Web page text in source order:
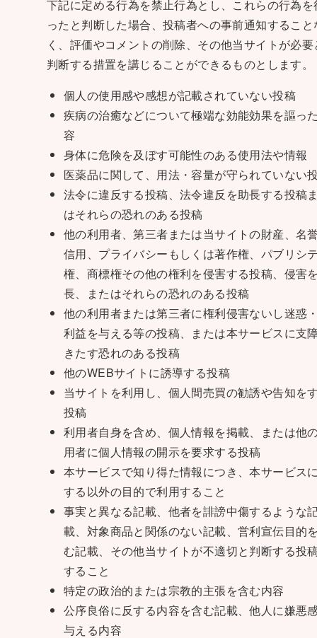
下記に定める行為を禁止行為とし、これらの行為を
ったと判断した場合、投稿者への事前通知すること
く、評価やコメントの削除、その他当サイトが必要
判断する措置を講じることができるものとします。
個人の使用感や感想が記載されていない投稿
疾病の治癒などについて極端な効能効果を謳っ
容
身体に危険を及ぼす可能性のある使用法や情報
医薬品に関して、用法・容量が守られていない
法令に違反する投稿、法令違反を助長する投稿
はそれらの恐れのある投稿
他の利用者、第三者または当サイトの財産、名
信用、プライバシーもしくは著作権、パブリシ
権、商標権その他の権利を侵害する投稿、侵害
長、またはそれらの恐れのある投稿
他の利用者または第三者に権利侵害ないし迷惑
利益を与える等の投稿、または本サービスに支
きたす恐れのある投稿
他のWEBサイトに誘導する投稿
当サイトを利用し、個人間売買の勧誘や告知を
投稿
利用者自身を含め、個人情報を掲載、または他
用者に個人情報の開示を要求する投稿
本サービスで知り得た情報につき、本サービス
する以外の目的で利用すること
事実と異なる記載、他者を誹謗中傷するような
載、対象商品と関係のない記載、営利宣伝目的
む記載、その他当サイトが不適切と判断する投
すること
特定の政治的または宗教的主張を含む内容
公序良俗に反する内容を含む記載、他人に嫌悪
与える内容